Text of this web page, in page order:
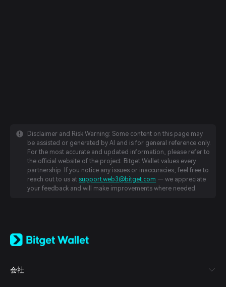
Disclaimer and Risk Warning: Some content on this page may
be assisted or generated by AI and is for general reference only.
For the most accurate and updated information, please refer to
the official website of the project. Bitget Wallet values every
partnership. If you notice any issues or inaccuracies, feel free to
reach out to us at support.web3@bitget.com — we appreciate
your feedback and will make improvements where needed.
日本語
Español (Latinoamérica)
会社